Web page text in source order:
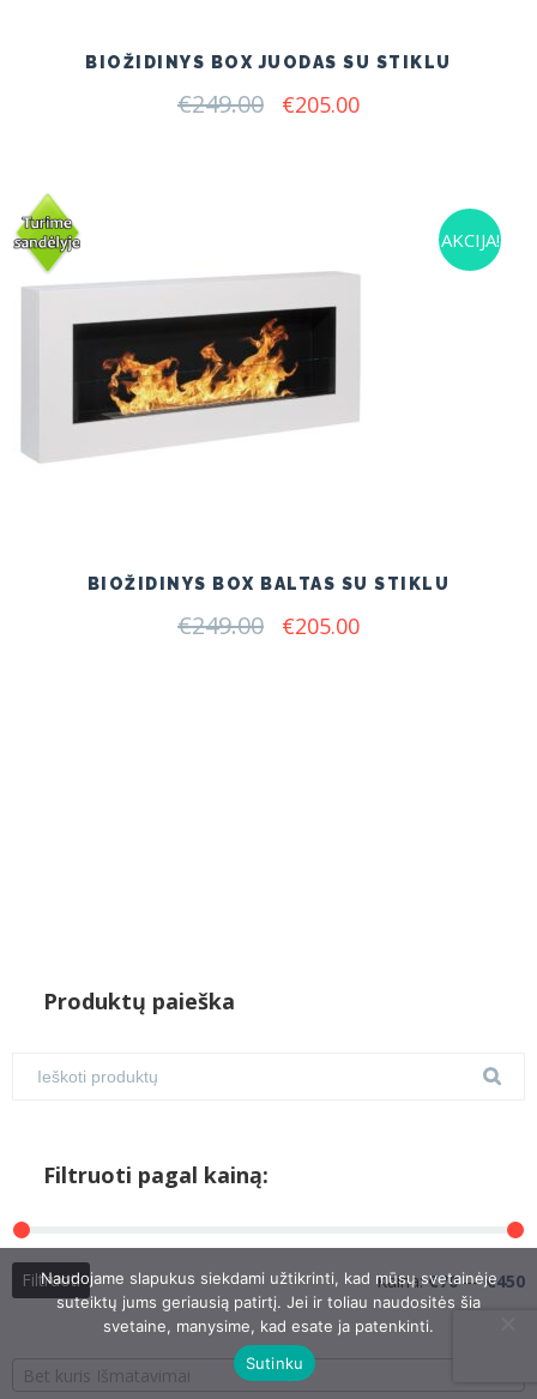
BIOŽIDINYS BOX JUODAS SU STIKLU
€249.00 Original
€205.00Current
AKCIJA!
BIOŽIDINYS BOX BALTAS SU STIKLU
€249.00 Original
€205.00Current
Produktų paieška
Filtruoti pagal kainą:
Filtruoti Kaina:€70—€450
Bet kuris Išmatavimai
Naudojame slapukus siekdami užtikrinti, kad mūsų svetainėje
suteiktų jums geriausią patirtį. Jei ir toliau naudositės šia
svetaine, manysime, kad esate ja patenkinti.
Sutinku